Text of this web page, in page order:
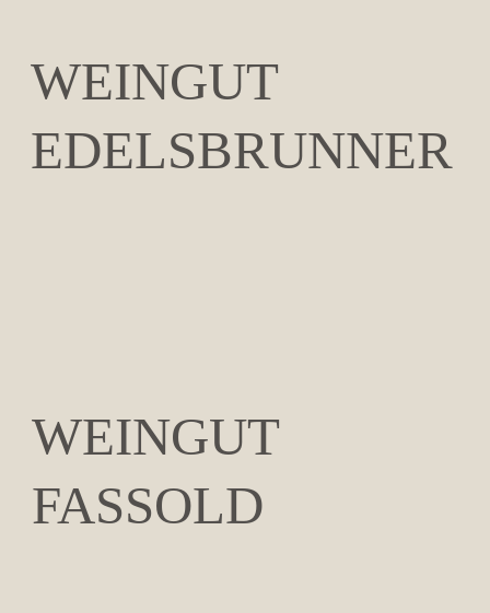
WEINGUT
FASSOLD
WEINGUT
EDELSBRUNNER